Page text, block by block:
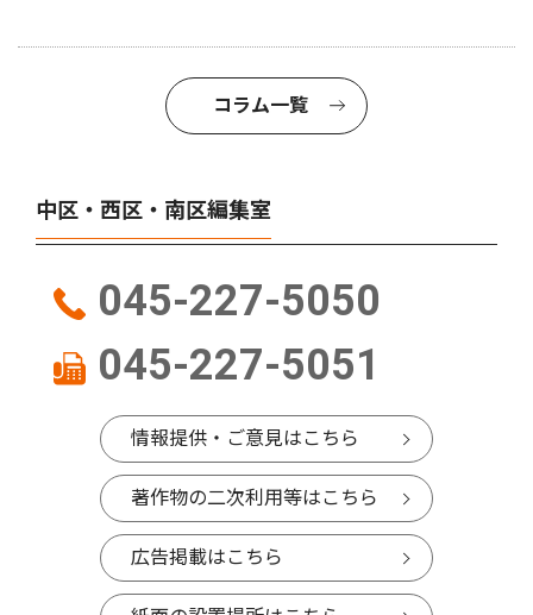
コラム一覧
中区・西区・南区編集室
045-227-5050
045-227-5051
情報提供・ご意見はこちら
著作物の二次利用等はこちら
広告掲載はこちら